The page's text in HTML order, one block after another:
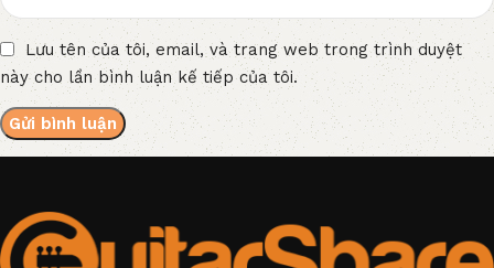
Lưu tên của tôi, email, và trang web trong trình duyệt
này cho lần bình luận kế tiếp của tôi.